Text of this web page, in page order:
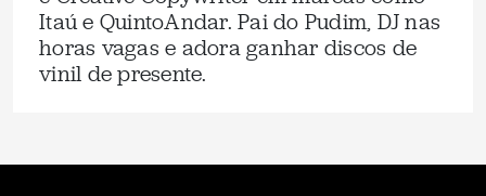
Itaú e QuintoAndar. Pai do Pudim, DJ nas
horas vagas e adora ganhar discos de
vinil de presente.